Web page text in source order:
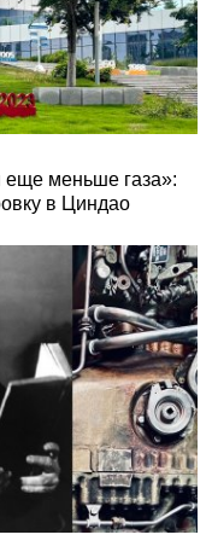
еще меньше газа»:
в Циндао